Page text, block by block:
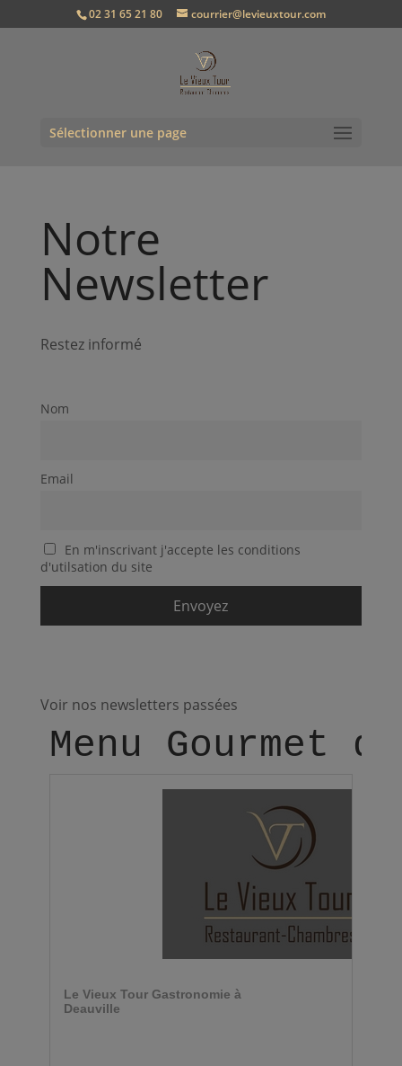
02 31 65 21 80 courrier@levieuxtour.com
Sélectionner une page
Notre
Newsletter
Restez informé
Nom
Email
En m'inscrivant j'accepte les conditions
d'utilsation du site
Voir nos newsletters passées
Menu Gourmet